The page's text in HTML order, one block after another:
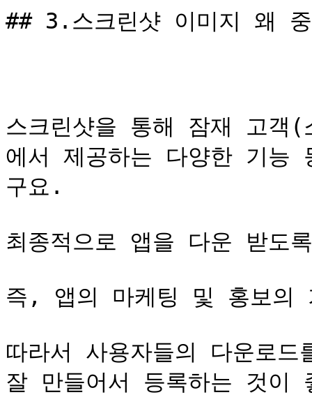
## 3.스크린샷 이미지 왜 중
스크린샷을 통해 잠재 고
에서 제공하는 다양한 기능
구요.
최종적으로 앱을 다운 받도
즉, 앱의 마케팅 및 홍보의
따라서 사용자들의 다운로
잘 만들어서 등록하는 것이